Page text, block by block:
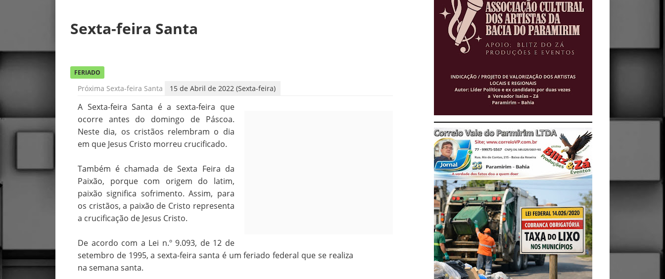
Sexta-feira Santa
FERIADO
Próxima Sexta-feira Santa 15 de Abril de 2022 (Sexta-feira)
A Sexta-feira Santa é a sexta-feira que
ocorre antes do domingo de Páscoa.
Neste dia, os cristãos relembram o dia
em que Jesus Cristo morreu crucificado.
Também é chamada de Sexta Feira da
Paixão, porque com origem do latim,
paixão significa sofrimento. Assim, para
os cristãos, a paixão de Cristo representa
a crucificação de Jesus Cristo.
De acordo com a Lei n.º 9.093, de 12 de
setembro de 1995, a sexta-feira santa é um feriado federal que se realiza
na semana santa.